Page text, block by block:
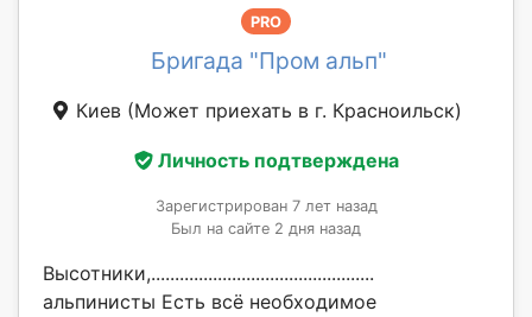
PRO
Бригада "Пром альп"
Киев (Может приехать в г. Красноильск)
Личность подтверждена
Зарегистрирован 7 лет назад
Был на сайте 2 дня назад
Высотники,...............................................
альпинисты Есть всё необходимое